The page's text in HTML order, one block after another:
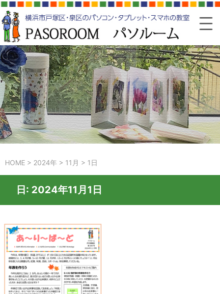
HOME > 2024年 > 11月 > 1日
日: 2024年11月1日